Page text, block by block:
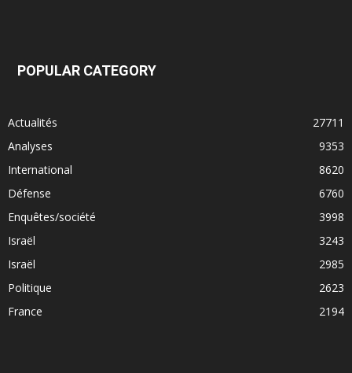
POPULAR CATEGORY
Actualités
27711
Analyses
9353
International
8620
Défense
6760
Enquêtes/société
3998
Israël
3243
Israël
2985
Politique
2623
France
2194